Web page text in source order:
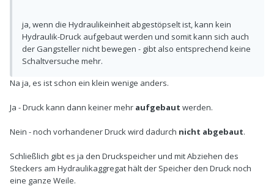
ja, wenn die Hydraulikeinheit abgestöpselt ist, kann kein
Hydraulik-Druck aufgebaut werden und somit kann sich auch
der Gangsteller nicht bewegen - gibt also entsprechend keine
Schaltversuche mehr.
Na ja, es ist schon ein klein wenige anders.
Ja - Druck kann dann keiner mehr aufgebaut werden.
Nein - noch vorhandener Druck wird dadurch nicht abgebaut.
Schließlich gibt es ja den Druckspeicher und mit Abziehen des
Steckers am Hydraulikaggregat hält der Speicher den Druck noch
eine ganze Weile.